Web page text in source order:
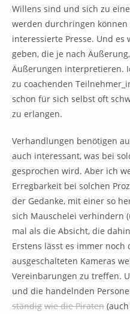
Willens sind und sich zu
werden durchringen
interessierte Presse. Und
geben, die je nach
Äußerungen interpretieren.
zu coachenden
schon für sich selbst oft
zu erlangen.
Verhandlungen benötigen
auch interessant, was bei
gesprochen wird. Aber ich
Erregbarkeit bei solchen
der Gedanke, mit einer so
sich Mauschelei verhindern
mal als die Absicht, die
Erstens lässt es immer
ausgeschalteten Kameras
Vereinbarungen zu treffen.
und die handelnden
ständig wie die Piraten